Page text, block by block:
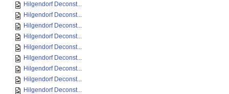
Hilgendorf Deconst...
Hilgendorf Deconst...
Hilgendorf Deconst...
Hilgendorf Deconst...
Hilgendorf Deconst...
Hilgendorf Deconst...
Hilgendorf Deconst...
Hilgendorf Deconst...
Hilgendorf Deconst...